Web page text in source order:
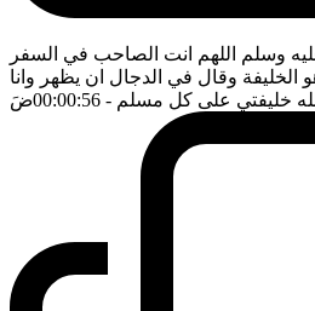
وسلم اللهم انت الصاحب في السفر
الخليفة وقال في الدجال ان يظهر وانا
خليفتي على كل مسلم - 00:00:56 ضَ